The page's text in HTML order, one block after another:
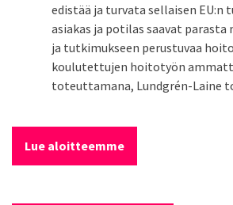
edistää ja turvata sellaisen EU:n
asiakas ja potilas saavat
ja tutkimukseen perustuvaa
koulutettujen hoitotyön
toteuttamana, Lundgrén-Laine
Lue aloitteemme